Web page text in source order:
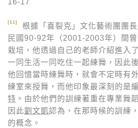
[11] 根據「喜裂克」文化藝術團團長
民國90-92年（2001-2003年）間
栽培，他透過自己的老師介紹進入
一同生活一同吃住一起練舞，因此
他回憶當時練舞時，就會不定時有
練室來授舞，而他印象最深刻的是
特 。由於他們的訓練著重在專業舞
因此劉文凱認為，在那時候的訓練
的概念。